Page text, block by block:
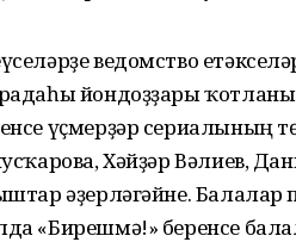
ведомство
йондоҙҙары
үҫмерҙәр сериалының
Хәйҙәр Вәлиев,
әҙерләгәйне.
«Бирешмә!» беренсе